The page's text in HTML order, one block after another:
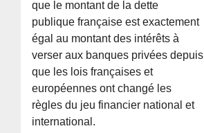
que le montant de la dette
publique française est exactement
égal au montant des intérêts à
verser aux banques privées depuis
que les lois françaises et
européennes ont changé les
règles du jeu financier national et
international.